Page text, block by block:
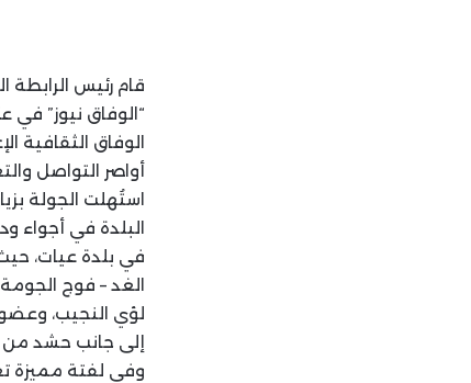
قام رئيس الرابطة
“الوفاق نيوز”
الوفاق الثقافية
أواصر التواصل
استُهلت الجولة
البلدة في أجواء
في بلدة عيات،
الغد – فوج
لؤي النجيب، وعضو
إلى جانب حشد من
وفي لفتة مميزة